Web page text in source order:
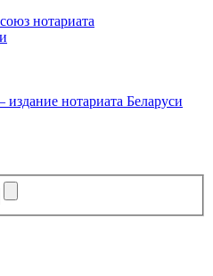
нотариата
нотариата Беларуси